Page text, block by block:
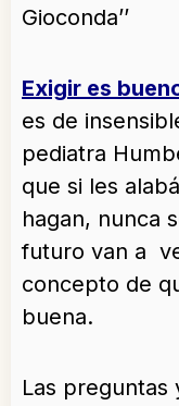
Gioconda’’
Exigir es
es de
pediatra
que si les
hagan, nunca
futuro van a
concepto de
buena.
Las preguntas